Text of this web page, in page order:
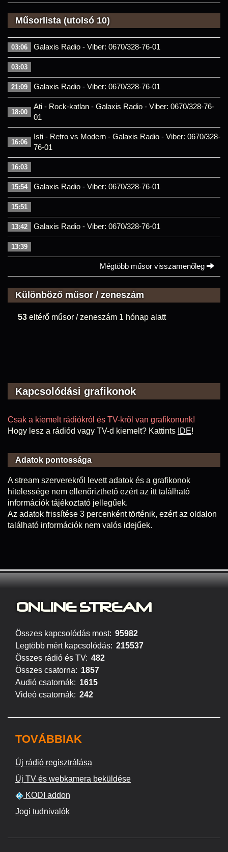
Műsorlista (utolsó 10)
03:06 Galaxis Radio - Viber: 0670/328-76-01
03:03
21:09 Galaxis Radio - Viber: 0670/328-76-01
18:00
Ati - Rock-katlan - Galaxis Radio - Viber: 0670/328-76-
01
16:06
Isti - Retro vs Modern - Galaxis Radio - Viber: 0670/328-
76-01
16:03
15:54 Galaxis Radio - Viber: 0670/328-76-01
15:51
13:42 Galaxis Radio - Viber: 0670/328-76-01
13:39
Mégtöbb műsor visszamenőleg
Különböző műsor / zeneszám
53 eltérő műsor / zeneszám 1 hónap alatt
Kapcsolódási grafikonok
Csak a kiemelt rádiókról és TV-kről van grafikonunk!
Hogy lesz a rádiód vagy TV-d kiemelt? Kattints IDE!
Adatok pontossága
A stream szerverekről levett adatok és a grafikonok
hitelessége nem ellenőrizthető ezért az itt található
információk tájékoztató jellegűek.
Az adatok frissítése 3 percenként történik, ezért az oldalon
található információk nem valós idejűek.
ONLINE STREAM
Összes kapcsolódás most: 95982
Legtöbb mért kapcsolódás: 215537
Összes rádió és TV: 482
Összes csatorna: 1857
Audió csatornák: 1615
Videó csatornák: 242
TOVÁBBIAK
Új rádió regisztrálása
Új TV és webkamera beküldése
KODI addon
Jogi tudnivalók